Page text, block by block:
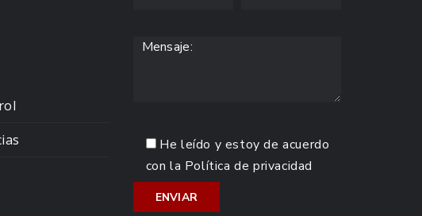
He leído y estoy de acuerdo
con la Política de privacidad